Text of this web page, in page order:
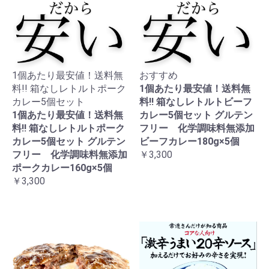
1個あたり最安値！送料無
料!! 箱なしレトルトポーク
カレー5個セット
1個あたり最安値！送料無
料!! 箱なしレトルトポーク
カレー5個セット グルテン
フリー 化学調味料無添加
ポークカレー160g×5個
￥3,300
おすすめ
1個あたり最安値！送料無
料!! 箱なしレトルトビーフ
カレー5個セット グルテン
フリー 化学調味料無添加
ビーフカレー180g×5個
￥3,300